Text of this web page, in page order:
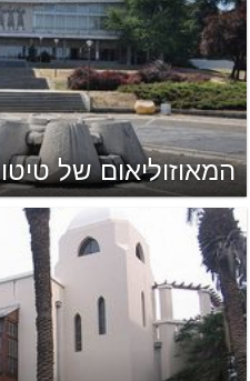
המאוזוליאום של טיטו